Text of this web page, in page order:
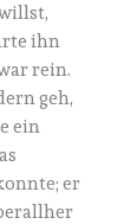
ihn
rein.
geh,
ein
er